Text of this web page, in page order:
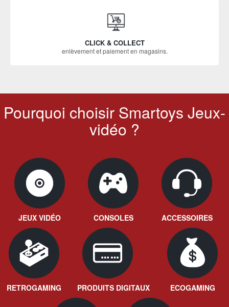
CLICK & COLLECT
enlèvement et paiement en magasins.
Pourquoi choisir Smartoys Jeux-
vidéo ?
JEUX VIDÉO CONSOLES ACCESSOIRES
RETROGAMING PRODUITS DIGITAUX ECOGAMING